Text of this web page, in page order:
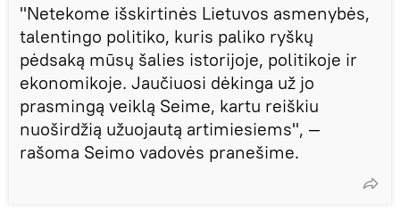
"Netekome išskirtinės Lietuvos asmenybės,
talentingo politiko, kuris paliko ryškų
pėdsaką mūsų šalies istorijoje, politikoje ir
ekonomikoje. Jaučiuosi dėkinga už jo
prasmingą veiklą Seime, kartu reiškiu
nuoširdžią užuojautą artimiesiems", —
rašoma Seimo vadovės pranešime.